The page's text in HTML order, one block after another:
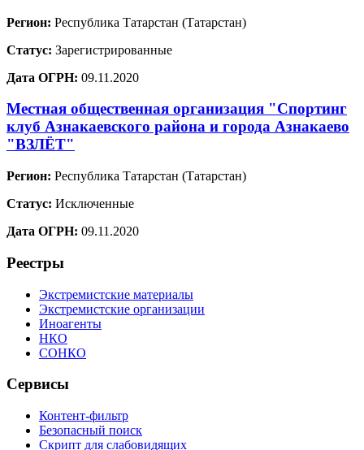
Регион: Республика Татарстан (Татарстан)
Статус: Зарегистрированные
Дата ОГРН: 09.11.2020
Местная общественная организация "Спортинг
клуб Азнакаевского района и города Азнакаево
"ВЗЛЁТ"
Регион: Республика Татарстан (Татарстан)
Статус: Исключенные
Дата ОГРН: 09.11.2020
Реестры
Экстремистские материалы
Экстремистские организации
Иноагенты
НКО
СОНКО
Сервисы
Контент-фильтр
Безопасный поиск
Скрипт для слабовидящих